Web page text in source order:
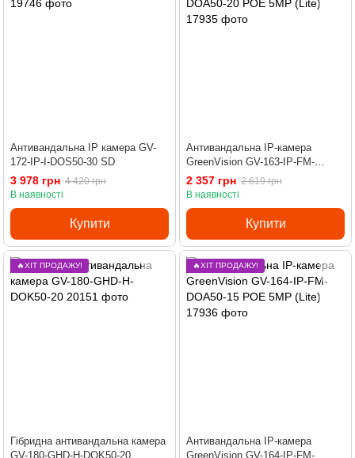
Антивандальна IP камера GV-
172-IP-I-DOS50-30 SD
3 978 грн 4 420 грн
В наявності
Купити
Антивандальна IP-камера
GreenVision GV-163-IP-FM-
DOA50-20 POE 5MP (Lite)
2 357 грн 2 619 грн
В наявності
Купити
🔥ХІТ ПРОДАЖУ!
Гібридна антивандальна камера
GV-180-GHD-H-DOK50-20
🔥ХІТ ПРОДАЖУ!
Антивандальна IP-камера
GreenVision GV-164-IP-FM-